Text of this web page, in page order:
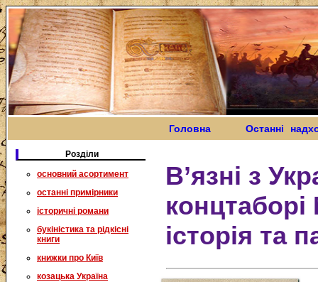
Головна Останні
Розділи
основний асортимент
останні примірники
історичні романи
букіністика та рідкісні
книги
книжки про Київ
козацька Україна
В’язні з
концтаборі
історія та